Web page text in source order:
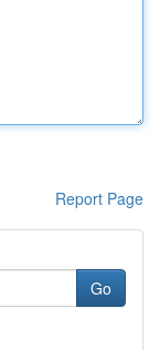
Report Page
Go